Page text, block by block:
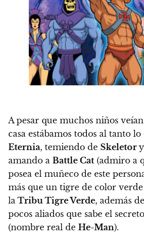
A pesar que muchos niños
casa estábamos todos al tanto lo
Eternia, temiendo de Skeletor
amando a Battle Cat (admiro a
posea el muñeco de este
más que un tigre de color
la Tribu Tigre Verde, además
pocos aliados que sabe el
(nombre real de He-Man).